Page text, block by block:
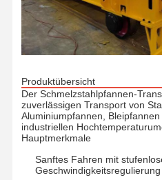
Produktübersicht
Der Schmelzstahlpfannen-
zuverlässigen Transport von
Aluminiumpfannen,
industriellen
Hauptmerkmale
Sanftes Fahren mit
Geschwindigkeitsregulierung